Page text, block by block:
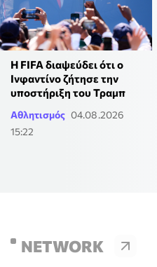
Η FIFA διαψεύδει ότι ο
Ινφαντίνο ζήτησε την
υποστήριξη του Τραμπ
Αθλητισμός 04.08.2026
15:22
NETWORK